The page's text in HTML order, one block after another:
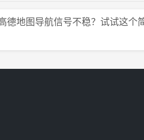
德地图导航信号不稳？试试这个